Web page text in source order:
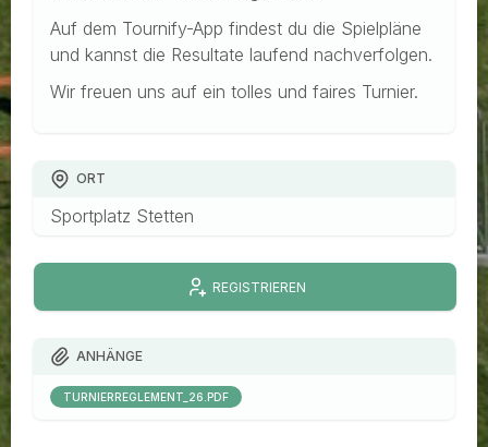
Auf dem Tournify-App findest du die Spielpläne
und kannst die Resultate laufend nachverfolgen.
Wir freuen uns auf ein tolles und faires Turnier.
ORT
Sportplatz Stetten
REGISTRIEREN
ANHÄNGE
TURNIERREGLEMENT_26.PDF